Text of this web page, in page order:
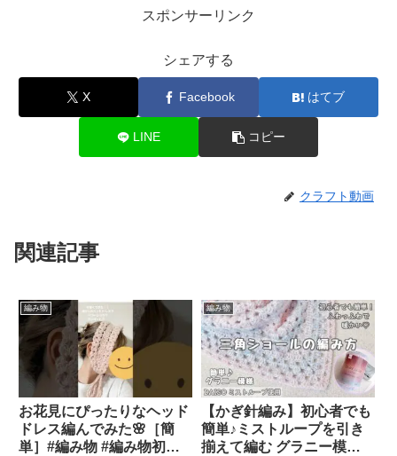
スポンサーリンク
シェアする
X Facebook はてブ
LINE コピー
クラフト動画
関連記事
編み物
お花見にぴったりなヘッド
ドレス編んでみた🌸［簡
単］#編み物 #編み物初心
編み物
【かぎ針編み】初心者でも
簡単♪ミストループを引き
揃えて編む グラニー模様